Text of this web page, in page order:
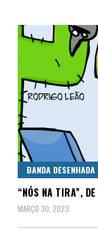
Central
BANDA DESENHADA
“NÓS NA TIRA”,
MARÇO 30, 2023